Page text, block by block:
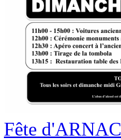
Fête d'ARNAC